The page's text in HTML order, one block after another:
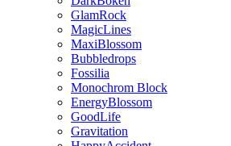
GlamRock
MagicLines
MaxiBlossom
Bubbledrops
Fossilia
Monochrom Block
EnergyBlossom
GoodLife
Gravitation